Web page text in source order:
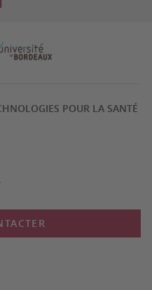
POUR LA SANTÉ